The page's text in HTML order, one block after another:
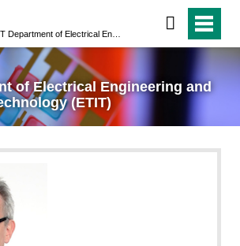
of Electrical Engineering and
(ETIT)